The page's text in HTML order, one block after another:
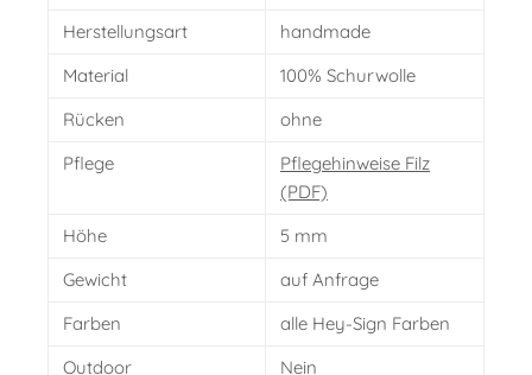
Herstellungsart
handmade
Material
100% Schurwolle
Rücken
ohne
Pflege
Pflegehinweise Filz
(PDF)
Höhe
5 mm
Gewicht
auf Anfrage
Farben
alle Hey-Sign Farben
Outdoor
Nein